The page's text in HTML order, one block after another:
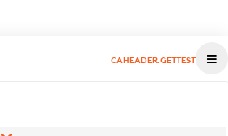
CAHEADER.GETTEST